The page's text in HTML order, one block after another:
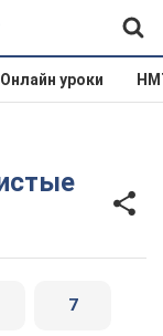
Онлайн уроки
7